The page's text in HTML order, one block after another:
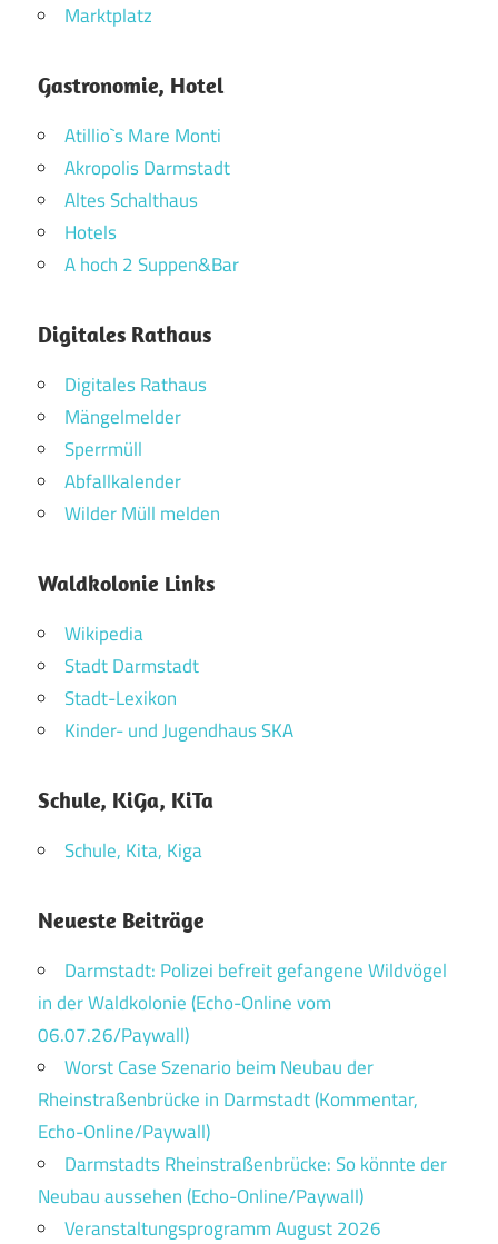
Marktplatz
Gastronomie, Hotel
Atillio`s Mare Monti
Akropolis Darmstadt
Altes Schalthaus
Hotels
A hoch 2 Suppen&Bar
Digitales Rathaus
Digitales Rathaus
Mängelmelder
Sperrmüll
Abfallkalender
Wilder Müll melden
Waldkolonie Links
Wikipedia
Stadt Darmstadt
Stadt-Lexikon
Kinder- und Jugendhaus SKA
Schule, KiGa, KiTa
Schule, Kita, Kiga
Neueste Beiträge
Darmstadt: Polizei befreit gefangene Wildvögel
in der Waldkolonie (Echo-Online vom
06.07.26/Paywall)
Worst Case Szenario beim Neubau der
Rheinstraßenbrücke in Darmstadt (Kommentar,
Echo-Online/Paywall)
Darmstadts Rheinstraßenbrücke: So könnte der
Neubau aussehen (Echo-Online/Paywall)
Veranstaltungsprogramm August 2026